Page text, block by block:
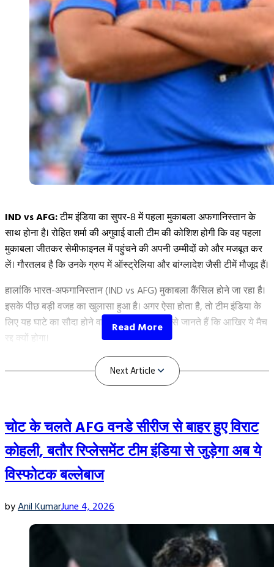
IND vs AFG:टीम इंडिया का सुपर-8 में पहला मुकाबला अफगानिस्तान के
साथ होना है। रोहित शर्मा की अगुवाई वाली टीम की कोशिश होगी कि वह पहला
मुकाबला जीतकर सेमीफाइनल में पहुंचने की अपनी उम्मीदों को और मजबूत कर
लें। गौरतलब है कि उनके ग्रुप में ऑस्ट्रेलिया और बांग्लादेश जैसी टीमें मौजूद हैं।
हालांकि भारत-अफगानिस्तान (IND vs AFG) मुकाबला कैंसिल होने जा रहा है।
इसके पीछ बड़ी वजह का खुलासा हुआ है। अगर ऐसा होता है, तो टीम इंडिया के
लिए यह घाटे का सौदा होने वाला है। आइए विस्तार से जानते हैं कि आखिर ये मैच
रद्द क्यों होगा।
IND vs AFG मैच इस वजह से होगा कैंसिल
चोट के चलते AFG वनडे सीरीज से बाहर हुए विराट
कोहली, बतौर रिप्लेसमेंट टीम इंडिया से जुड़ेगा अब ये
विस्फोटक बल्लेबाज
byAnil KumarJune 4, 2026